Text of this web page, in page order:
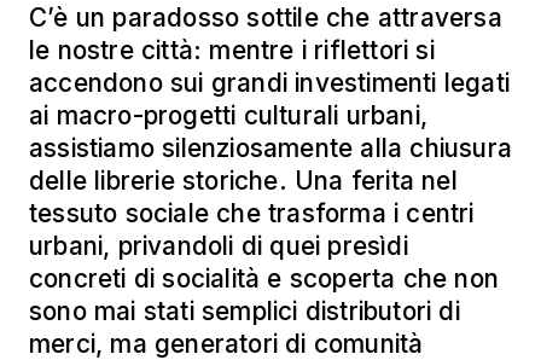
C’è un paradosso sottile che attraversa
le nostre città: mentre i riflettori si
accendono sui grandi investimenti legati
ai macro-progetti culturali urbani,
assistiamo silenziosamente alla chiusura
delle librerie storiche. Una ferita nel
tessuto sociale che trasforma i centri
urbani, privandoli di quei presìdi
concreti di socialità e scoperta che non
sono mai stati semplici distributori di
merci, ma generatori di comunità